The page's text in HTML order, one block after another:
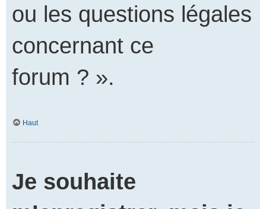
ou les questions légales
concernant ce
forum ? ».
Haut
Je souhaite